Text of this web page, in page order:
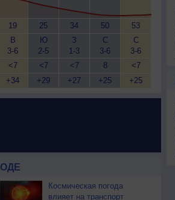
19
В
3-6
<7
+34
25
Ю
2-5
<7
+29
34
З
1-3
<7
+27
50
С
3-6
8
+25
53
С
3-6
<7
+25
Космическая погода
влияет на транспорт